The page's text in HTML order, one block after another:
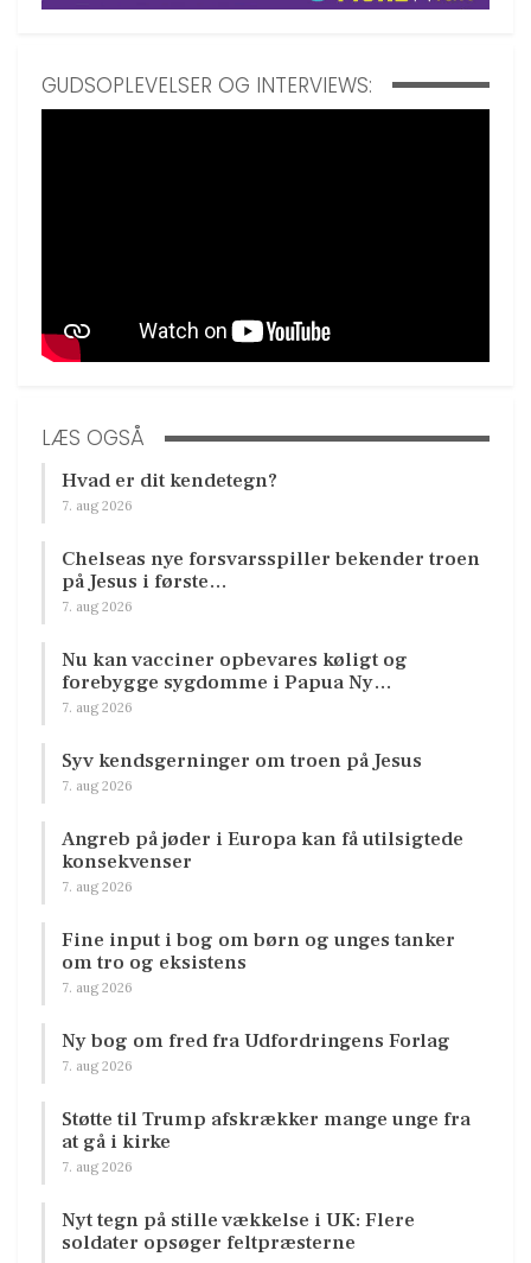
GUDSOPLEVELSER OG INTERVIEWS:
LÆS OGSÅ
Hvad er dit kendetegn?
7. aug 2026
Chelseas nye forsvarsspiller bekender troen
på Jesus i første…
7. aug 2026
Nu kan vacciner opbevares køligt og
forebygge sygdomme i Papua Ny…
7. aug 2026
Syv kendsgerninger om troen på Jesus
7. aug 2026
Angreb på jøder i Europa kan få utilsigtede
konsekvenser
7. aug 2026
Fine input i bog om børn og unges tanker
om tro og eksistens
7. aug 2026
Ny bog om fred fra Udfordringens Forlag
7. aug 2026
Støtte til Trump afskrækker mange unge fra
at gå i kirke
7. aug 2026
Nyt tegn på stille vækkelse i UK: Flere
soldater opsøger feltpræsterne